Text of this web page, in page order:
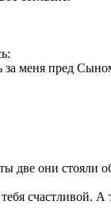
за меня пред
две они стояли
счастливой. А